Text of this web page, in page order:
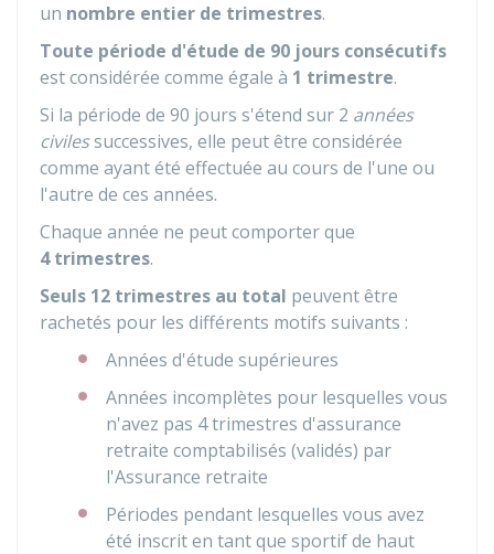
un nombre entier de trimestres.
Toute période d'étude de 90 jours consécutifs
est considérée comme égale à 1 trimestre.
Si la période de 90 jours s'étend sur 2 années
civilessuccessives, elle peut être considérée
comme ayant été effectuée au cours de l'une ou
l'autre de ces années.
Chaque année ne peut comporter que
4 trimestres.
Seuls 12 trimestres au total peuvent être
rachetés pour les différents motifs suivants :
Années d'étude supérieures
Années incomplètes pour lesquelles vous
n'avez pas 4 trimestres d'assurance
retraite comptabilisés (validés) par
l'Assurance retraite
Périodes pendant lesquelles vous avez
été inscrit en tant que sportif de haut